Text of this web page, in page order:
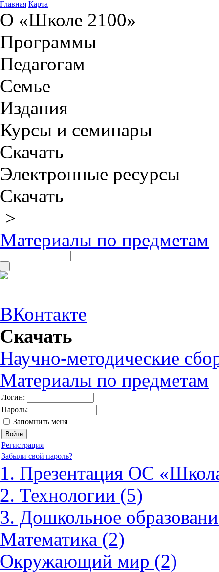
Главная Карта
О «Школе 2100»
Программы
Педагогам
Семье
Издания
Курсы и семинары
Скачать
Электронные ресурсы
Скачать
>
Материалы по предметам
ВКонтакте
Скачать
Научно-методические
Материалы по предметам
Логин:
Пароль:
Запомнить меня
Регистрация
Забыли свой пароль?
1. Презентация ОС
2. Технологии (5)
3. Дошкольное
Математика (2)
Окружающий мир (2)